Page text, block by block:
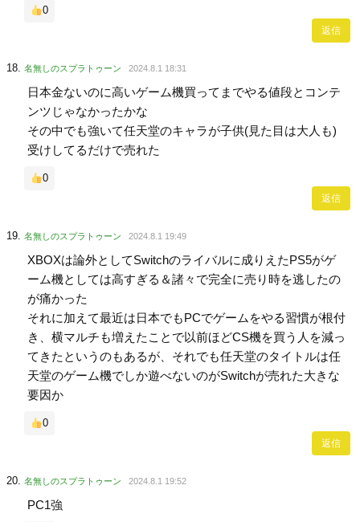
0
返信
名無しのスプラトゥーン 2024.8.1 18:31
日本金ないのに高いゲーム機買ってまでやる値段とコンテ
ンツじゃなかったかな
その中でも強いて任天堂のキャラが子供(見た目は大人も)
受けしてるだけで売れた
0
返信
名無しのスプラトゥーン 2024.8.1 19:49
XBOXは論外としてSwitchのライバルに成りえたPS5がゲ
ーム機としては高すぎる＆諸々で完全に売り時を逃したの
が痛かった
それに加えて最近は日本でもPCでゲームをやる習慣が根付
き、横マルチも増えたことで以前ほどCS機を買う人を減っ
てきたというのもあるが、それでも任天堂のタイトルは任
天堂のゲーム機でしか遊べないのがSwitchが売れた大きな
要因か
0
返信
名無しのスプラトゥーン 2024.8.1 19:52
PC1強